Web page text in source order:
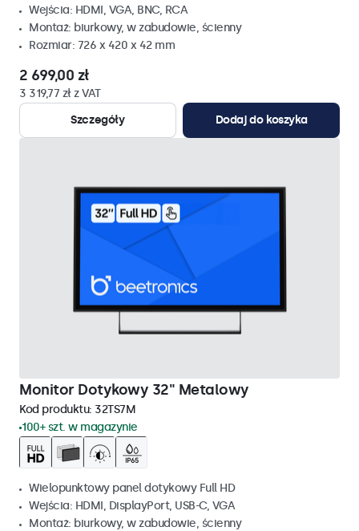
Wejścia: HDMI, VGA, BNC, RCA
Montaż: biurkowy, w zabudowie, ścienny
Rozmiar: 726 x 420 x 42 mm
2 699,00 zł
3 319,77 zł z VAT
Szczegóły
Dodaj do koszyka
Monitor Dotykowy 32" Metalowy
Kod produktu: 32TS7M
100+ szt. w magazynie
Wielopunktowy panel dotykowy Full HD
Wejścia: HDMI, DisplayPort, USB-C, VGA
Montaż: biurkowy, w zabudowie, ścienny